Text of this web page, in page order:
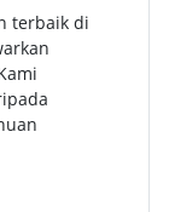
terbaik di